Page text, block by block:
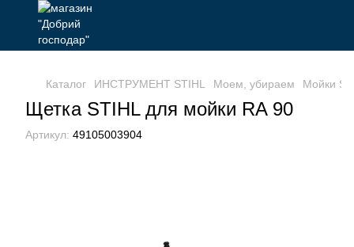
Каталог ИНСТРУМЕНТ STIHL Моем, убираем Мойки
Щетка STIHL для мойки RA 90
Артикул: 49105003904